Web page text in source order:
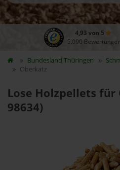
4,93 von 5
5.090 Bewertungen
Bundesland Thüringen
Oberkatz
Lose Holzpellets für
98634)